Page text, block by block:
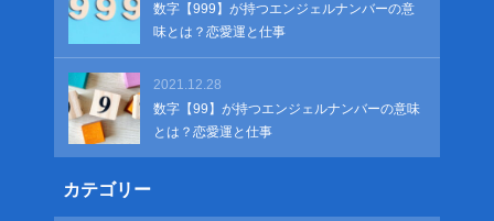
数字【999】が持つエンジェルナンバーの意
味とは？恋愛運と仕事
2021.12.28
数字【99】が持つエンジェルナンバーの意味
とは？恋愛運と仕事
カテゴリー